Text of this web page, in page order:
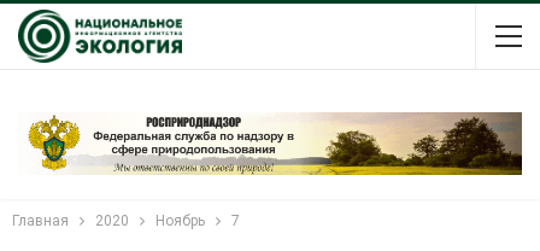
Главная 2020 Ноябрь 7